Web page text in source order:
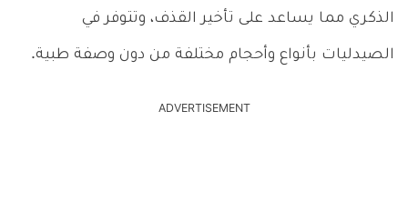
الذكري مما يساعد على تأخير القذف، وتتوفر في
الصيدليات بأنواع وأحجام مختلفة من دون وصفة طبية.
ADVERTISEMENT